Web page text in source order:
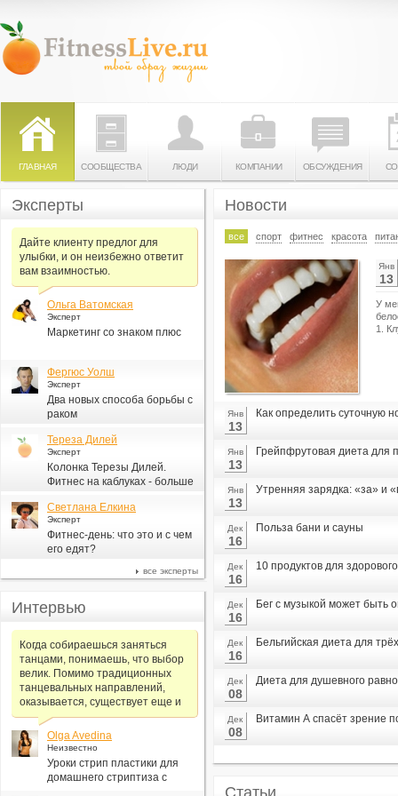
ГЛАВНАЯ СООБЩЕСТВА ЛЮДИ КОМПАНИИ ОБСУЖДЕНИЯ
Новости
все спорт фитнес красота
Янв
13
У
1.
Янв
13
Как определить суточную
Янв
13
Грейпфрутовая диета для
Янв
13
Утренняя зарядка: «за» и
Дек
16
Польза бани и сауны
Дек
16
10 продуктов для
Дек
16
Бег с музыкой может быть
Дек
16
Бельгийская диета для
Дек
08
Диета для душевного
Дек
08
Витамин А спасёт зрение
Статьи
Эксперты
Дайте клиенту предлог для
улыбки, и он неизбежно ответит
вам взаимностью.
Ольга Ватомская
Эксперт
Маркетинг со знаком плюс
Фергюс Уолш
Эксперт
Два новых способа борьбы с
раком
Тереза Дилей
Эксперт
Колонка Терезы Дилей.
Фитнес на каблуках - больше
Светлана Елкина
Эксперт
Фитнес-день: что это и с чем
его едят?
все эксперты
Интервью
Когда собираешься заняться
танцами, понимаешь, что выбор
велик. Помимо традиционных
танцевальных направлений,
оказывается, существует еще и
Olga Avedina
Неизвестно
Уроки стрип пластики для
домашнего стриптиза с